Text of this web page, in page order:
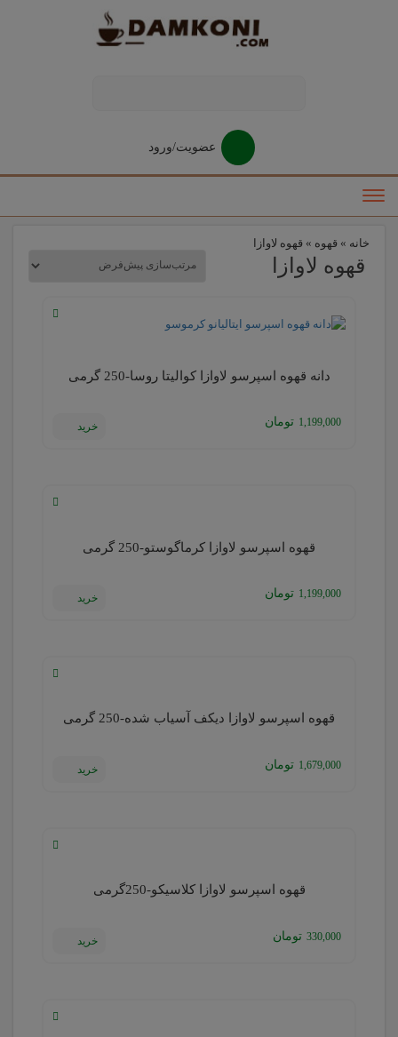
عضویت/ورود
خانه » قهوه » قهوه لاوازا
قهوه لاوازا
دانه قهوه اسپرسو لاوازا کوالیتا روسا-250 گرمی
1,199,000 تومان خرید
قهوه اسپرسو لاوازا کرماگوستو-250 گرمی
1,199,000 تومان خرید
قهوه اسپرسو لاوازا دیکف آسیاب شده-250 گرمی
1,679,000 تومان خرید
قهوه اسپرسو لاوازا کلاسیکو-250گرمی
330,000 تومان خرید